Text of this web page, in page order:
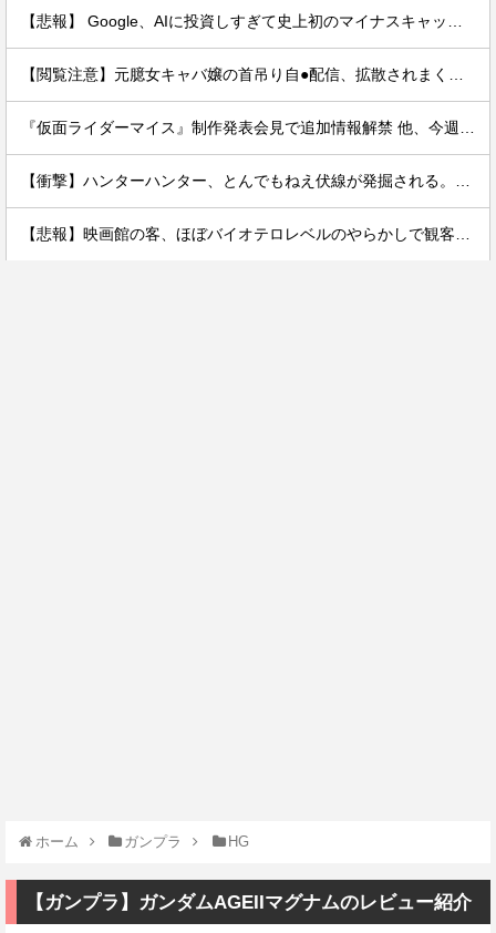
ホーム ガンプラ HG
【ガンプラ】ガンダムAGEIIマグナムのレビュー紹介